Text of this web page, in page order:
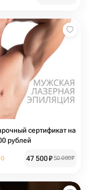
сертификат на
рублей
47 500₽ 50 000₽